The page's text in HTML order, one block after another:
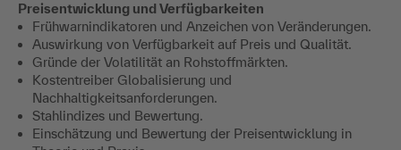
Preisentwicklung und Verfügbarkeiten
Frühwarnindikatoren und Anzeichen von Veränderungen.
Auswirkung von Verfügbarkeit auf Preis und Qualität.
Gründe der Volatilität an Rohstoffmärkten.
Kostentreiber Globalisierung und
Nachhaltigkeitsanforderungen.
Stahlindizes und Bewertung.
Einschätzung und Bewertung der Preisentwicklung in